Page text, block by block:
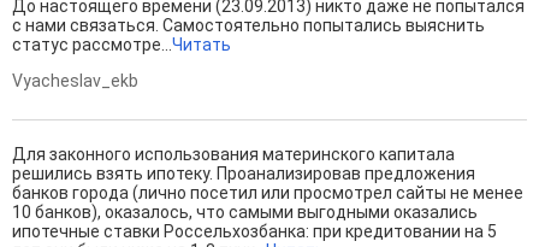
До настоящего времени (23.09.2013) никто даже не попытался
с нами связаться. Самостоятельно попытались выяснить
статус рассмотре...Читать
Vyacheslav_ekb
Для законного использования материнского капитала
решились взять ипотеку. Проанализировав предложения
банков города (лично посетил или просмотрел сайты не менее
10 банков), оказалось, что самыми выгодными оказались
ипотечные ставки Россельхозбанка: при кредитовании на 5